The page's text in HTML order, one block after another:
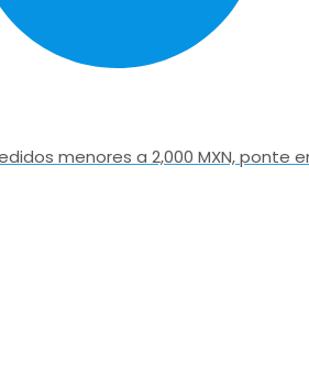
menores a 2,000 MXN, ponte